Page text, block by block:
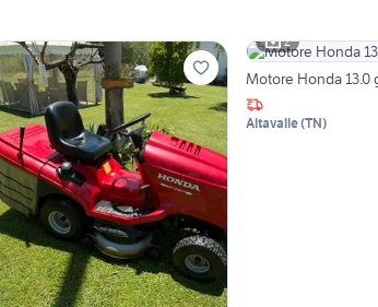
2
Motore Honda 13.0
Altavalle(TN)